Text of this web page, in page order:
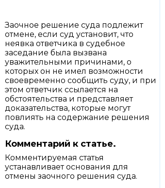
Заочное решение суда подлежит
отмене, если суд установит, что
неявка ответчика в судебное
заседание была вызвана
уважительными причинами, о
которых он не имел возможности
своевременно сообщить суду, и при
этом ответчик ссылается на
обстоятельства и представляет
доказательства, которые могут
повлиять на содержание решения
суда.
Комментарий к статье.
Комментируемая статья
устанавливает основания для
отмены заочного решения суда.